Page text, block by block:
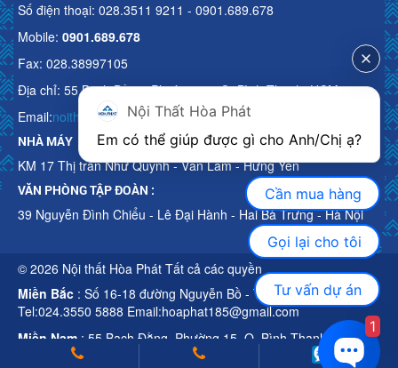
Số điện thoại: 028.3511 9211 - 0901.689.678
Mobile: 0901.689.678
Fax: 028.38997105
Địa chỉ: 55 Bạch Đằng, Phường 15, Q. Bình Thạnh, HCM
Email:noithathoaphattot@gmail.com
NHÀ MÁY
KM 17 Thị trấn Như Quỳnh - Văn Lâm - Hưng Yên
VĂN PHÒNG TẬP ĐOÀN :
39 Nguyễn Đình Chiểu - Lê Đại Hành - Hai Bà Trưng - Hà Nội
© 2026 Nội thất Hòa Phát Tất cả các quyền
Miền Bắc : Số 16-18 đường Nguyễn Bồ - TP Hà Nội
Tel:024.3550 5888 Email:hoaphat185@gmail.com
Miền Nam : 55 Bạch Đằng, Phường 15, Q. Bình Thạnh, HCM
Tel:028.3511 9211 Email:noithathoaphattot@gmail.com
Nội Thất Hòa Phát
Cần mua hàng
Gọi lại cho tôi
Tư vấn dự án
1